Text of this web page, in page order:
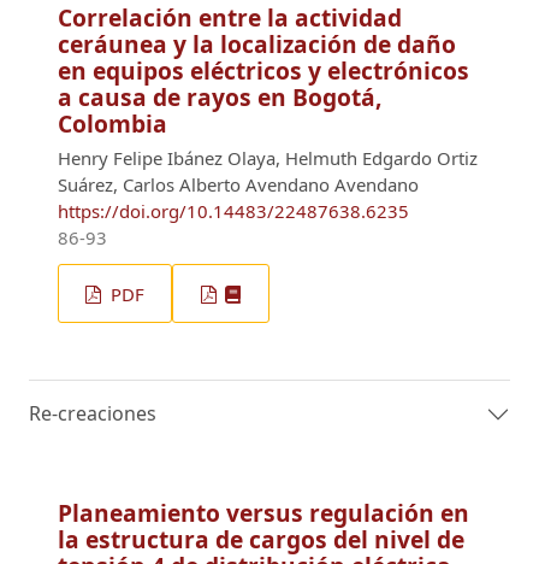
Correlación entre la actividad
ceráunea y la localización de daño
en equipos eléctricos y electrónicos
a causa de rayos en Bogotá,
Colombia
Henry Felipe Ibánez Olaya, Helmuth Edgardo Ortiz
Suárez, Carlos Alberto Avendano Avendano
https://doi.org/10.14483/22487638.6235
86-93
PDF
Re-creaciones
Planeamiento versus regulación en
la estructura de cargos del nivel de